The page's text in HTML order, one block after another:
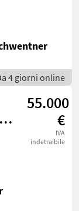
4 giorni online
55.000
€
IVA
indetraibile